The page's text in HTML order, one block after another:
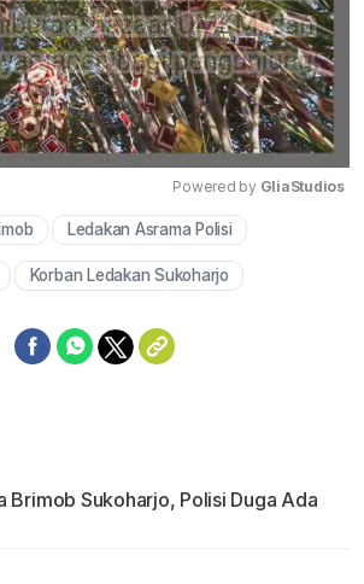
Powered by GliaStudios
Ledakan Asrama Polisi
Korban Ledakan Sukoharjo
Brimob Sukoharjo, Polisi Duga Ada